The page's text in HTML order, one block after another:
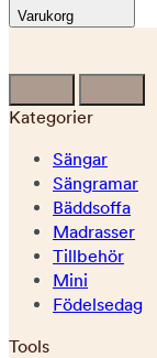
Varukorg
Kategorier
Sängar
Sängramar
Bäddsoffa
Madrasser
Tillbehör
Mini
Födelsedag
Tools